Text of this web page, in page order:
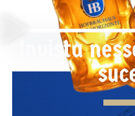
Invista